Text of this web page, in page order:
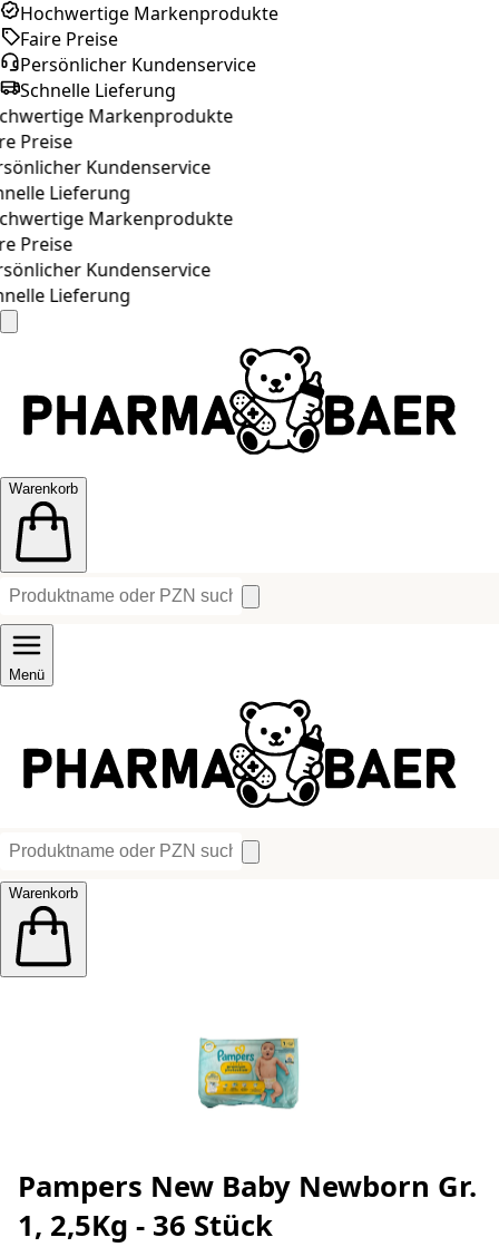
Hochwertige Markenprodukte
Faire Preise
Persönlicher Kundenservice
Schnelle Lieferung
Markenprodukte
Preise
Kundenservice
Lieferung
Markenprodukte
Preise
Kundenservice
Lieferung
Warenkorb
Menü
Warenkorb
Pampers New Baby Newborn Gr.
1, 2,5Kg - 36 Stück